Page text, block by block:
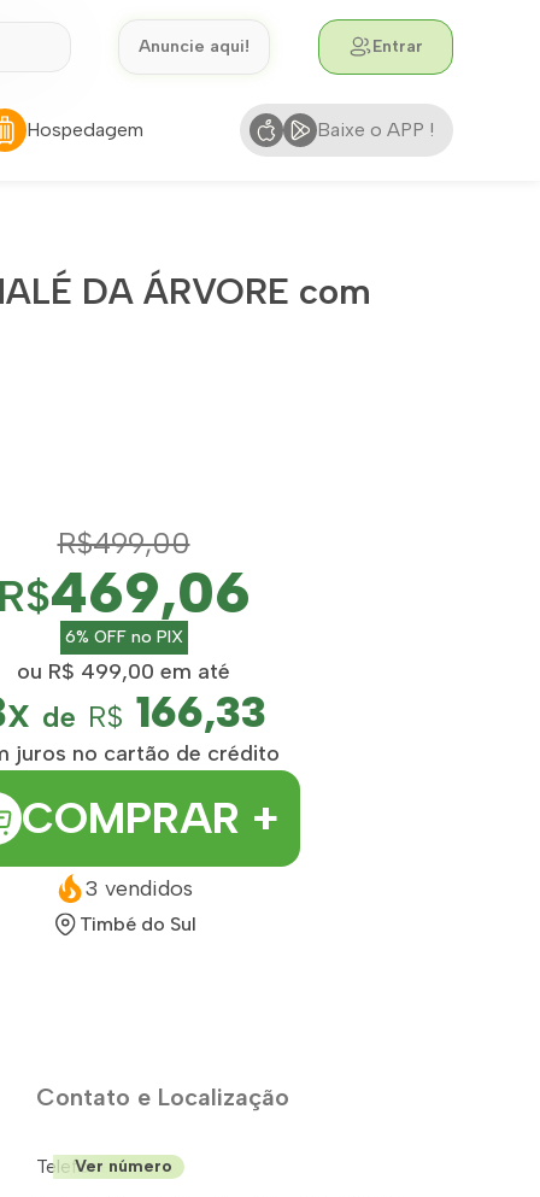
Anuncie aqui! Entrar
Hospedagem Baixe o APP !
DA ÁRVORE com
R$499,00
469,06
6% OFF no PIX
ou R$ 499,00 em até
de R$ 166,33
juros no cartão de crédito
COMPRAR +
3 vendidos
Timbé do Sul
Contato e Localização
Telefone: (48)
Ver número